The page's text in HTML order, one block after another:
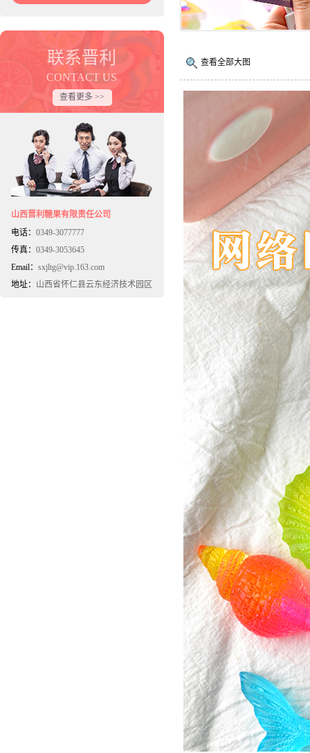
查看全部大图
联系晋利
CONTACT US
查看更多 >>
山西晋利糖果有限责任公司
电话： 0349-3077777
传真： 0349-3053645
Email： sxjltg@vip.163.com
地址： 山西省怀仁县云东经济技术园区